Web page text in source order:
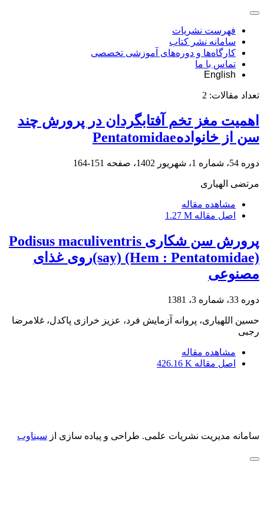
فهرست نشریات
سامانه نشر کتاب
کارگاه‌ها و دوره‌های آموزشی تخصصی
تماس با ما
English
تعداد مقالات: 2
اهمیت مغز تخم آفتابگردان در پرورش چند
سن از خانوادهPentatomidae
دوره 54، شماره 1، شهریور 1402، صفحه 151-164
مرتضی الهیاری
مشاهده مقاله
اصل مقاله 1.27 M
پرورش سن شکاری Podisus maculiventris
(say) (Hem : Pentatomidae)روی غذای
مصنوعی
دوره 33، شماره 3، 1381
حسین اللهیاری، پروانه آزمایش فرد، عزیز خرازی پاکدل، غلامرضا
رجبی
مشاهده مقاله
اصل مقاله 426.16 K
سامانه مدیریت نشریات علمی. طراحی و پیاده سازی از سیناوب